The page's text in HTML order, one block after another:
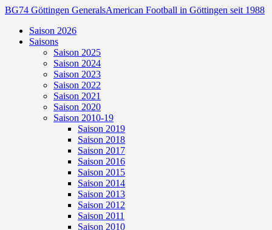
BG74 Göttingen GeneralsAmerican Football in Göttingen seit 1988
Saison 2026
Saisons
Saison 2025
Saison 2024
Saison 2023
Saison 2022
Saison 2021
Saison 2020
Saison 2010-19
Saison 2019
Saison 2018
Saison 2017
Saison 2016
Saison 2015
Saison 2014
Saison 2013
Saison 2012
Saison 2011
Saison 2010